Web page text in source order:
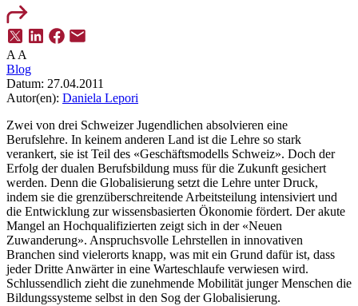
A A
Blog
Datum: 27.04.2011
Autor(en): Daniela Lepori
Zwei von drei Schweizer Jugendlichen absolvieren eine
Berufslehre. In keinem anderen Land ist die Lehre so stark
verankert, sie ist Teil des «Geschäftsmodells Schweiz». Doch der
Erfolg der dualen Berufsbildung muss für die Zukunft gesichert
werden. Denn die Globalisierung setzt die Lehre unter Druck,
indem sie die grenzüberschreitende Arbeitsteilung intensiviert und
die Entwicklung zur wissensbasierten Ökonomie fördert. Der akute
Mangel an Hochqualifizierten zeigt sich in der «Neuen
Zuwanderung». Anspruchsvolle Lehrstellen in innovativen
Branchen sind vielerorts knapp, was mit ein Grund dafür ist, dass
jeder Dritte Anwärter in eine Warteschlaufe verwiesen wird.
Schlussendlich zieht die zunehmende Mobilität junger Menschen die
Bildungssysteme selbst in den Sog der Globalisierung.